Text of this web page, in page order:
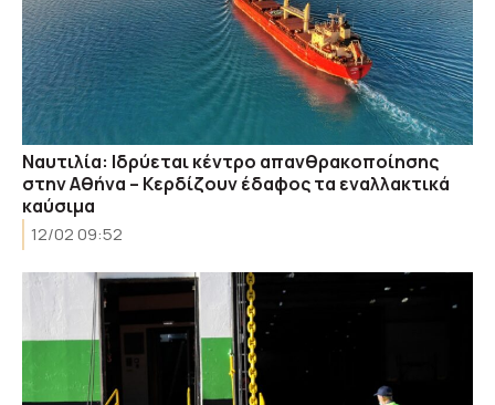
Ναυτιλία: Ιδρύεται κέντρο απανθρακοποίησης
στην Αθήνα – Κερδίζουν έδαφος τα εναλλακτικά
καύσιμα
12/02 09:52